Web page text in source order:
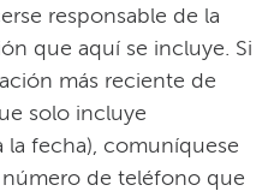
responsable de la
que aquí se incluye. Si
más reciente de
solo incluye
la fecha), comuníquese
de teléfono que